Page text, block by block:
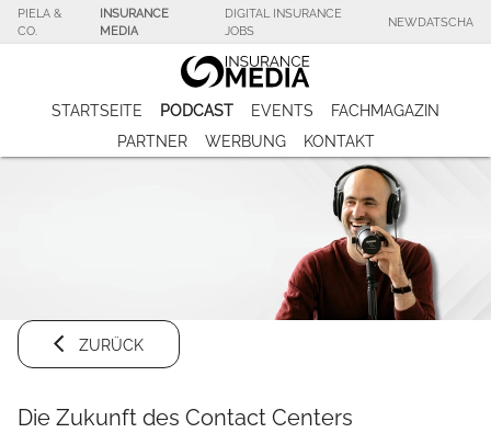
PIELA &
CO.
INSURANCE
MEDIA
DIGITAL INSURANCE
JOBS
NEWDATSCHA
STARTSEITE PODCAST EVENTS
FACHMAGAZIN
PARTNER
WERBUNG KONTAKT
ZURÜCK
Die Zukunft des Contact Centers